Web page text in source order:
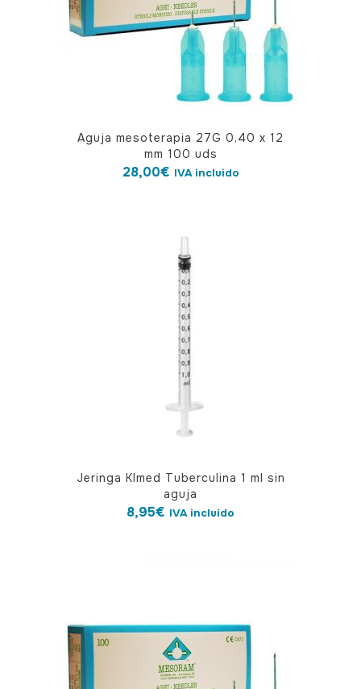
Aguja mesoterapia 27G 0,40 x 12
mm 100 uds
28,00€ IVA incluido
Jeringa Klmed Tuberculina 1 ml sin
aguja
8,95€ IVA incluido